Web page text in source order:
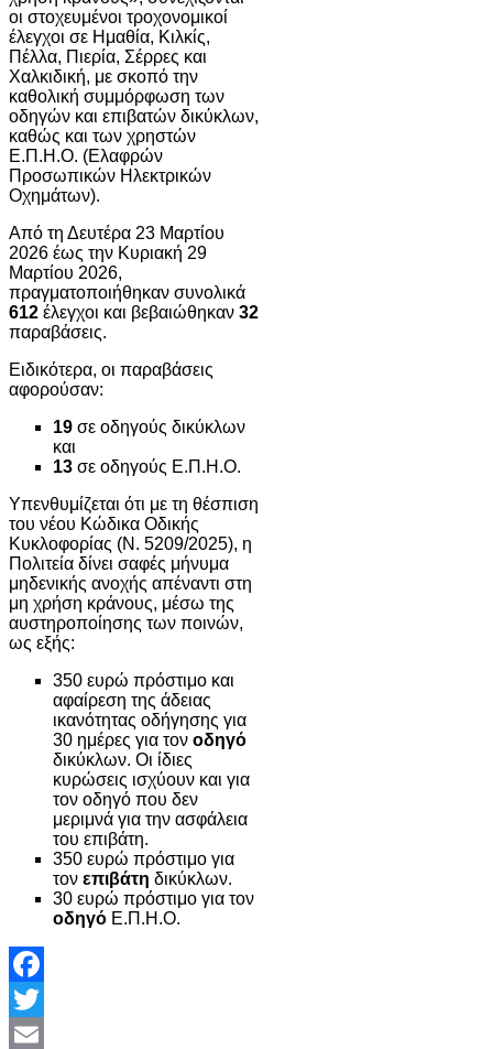
οι στοχευμένοι τροχονομικοί
έλεγχοι σε Ημαθία, Κιλκίς,
Πέλλα, Πιερία, Σέρρες και
Χαλκιδική, με σκοπό την
καθολική συμμόρφωση των
οδηγών και επιβατών δικύκλων,
καθώς και των χρηστών
Ε.Π.Η.Ο. (Ελαφρών
Προσωπικών Ηλεκτρικών
Οχημάτων).
Από τη Δευτέρα 23 Μαρτίου
2026 έως την Κυριακή 29
Μαρτίου 2026,
πραγματοποιήθηκαν συνολικά
612 έλεγχοι και βεβαιώθηκαν 32
παραβάσεις.
Ειδικότερα, οι παραβάσεις
αφορούσαν:
19 σε οδηγούς δικύκλων
και
13 σε οδηγούς Ε.Π.Η.Ο.
Υπενθυμίζεται ότι με τη θέσπιση
του νέου Κώδικα Οδικής
Κυκλοφορίας (Ν. 5209/2025), η
Πολιτεία δίνει σαφές μήνυμα
μηδενικής ανοχής απέναντι στη
μη χρήση κράνους, μέσω της
αυστηροποίησης των ποινών,
ως εξής:
350 ευρώ πρόστιμο και
αφαίρεση της άδειας
ικανότητας οδήγησης για
30 ημέρες για τον οδηγό
δικύκλων. Οι ίδιες
κυρώσεις ισχύουν και για
τον οδηγό που δεν
μεριμνά για την ασφάλεια
του επιβάτη.
350 ευρώ πρόστιμο για
τον επιβάτη δικύκλων.
30 ευρώ πρόστιμο για τον
οδηγό Ε.Π.Η.Ο.
Facebook
Twitter